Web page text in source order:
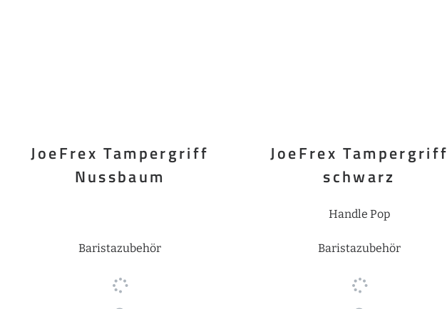
JoeFrex Tampergriff
Nussbaum
Baristazubehör
JoeFrex Tampergriff
schwarz
Handle Pop
Baristazubehör